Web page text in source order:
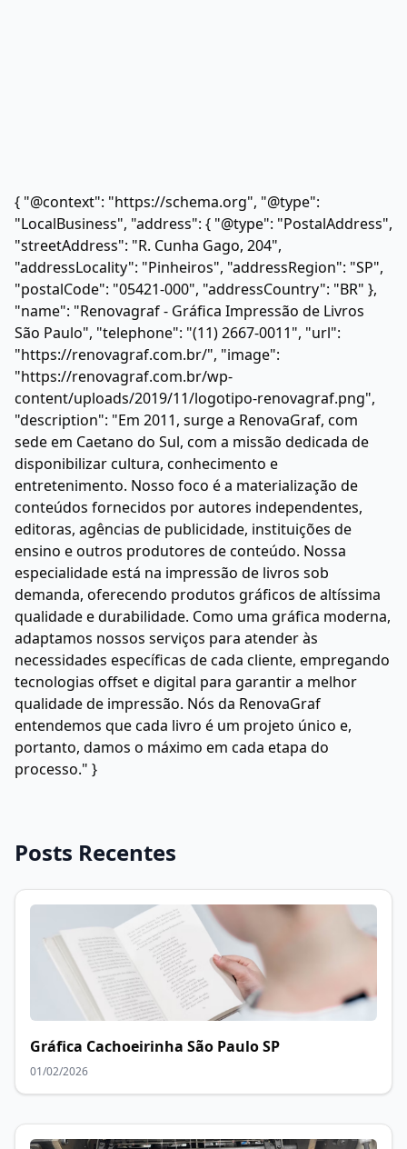
{ "@context": "https://schema.org", "@type":
"LocalBusiness", "address": { "@type": "PostalAddress",
"streetAddress": "R. Cunha Gago, 204",
"addressLocality": "Pinheiros", "addressRegion": "SP",
"postalCode": "05421-000", "addressCountry": "BR" },
"name": "Renovagraf - Gráfica Impressão de Livros
São Paulo", "telephone": "(11) 2667-0011", "url":
"https://renovagraf.com.br/", "image":
"https://renovagraf.com.br/wp-
content/uploads/2019/11/logotipo-renovagraf.png",
"description": "Em 2011, surge a RenovaGraf, com
sede em Caetano do Sul, com a missão dedicada de
disponibilizar cultura, conhecimento e
entretenimento. Nosso foco é a materialização de
conteúdos fornecidos por autores independentes,
editoras, agências de publicidade, instituições de
ensino e outros produtores de conteúdo. Nossa
especialidade está na impressão de livros sob
demanda, oferecendo produtos gráficos de altíssima
qualidade e durabilidade. Como uma gráfica moderna,
adaptamos nossos serviços para atender às
necessidades específicas de cada cliente, empregando
tecnologias offset e digital para garantir a melhor
qualidade de impressão. Nós da RenovaGraf
entendemos que cada livro é um projeto único e,
portanto, damos o máximo em cada etapa do
processo." }
Posts Recentes
Gráfica Cachoeirinha São Paulo SP
01/02/2026